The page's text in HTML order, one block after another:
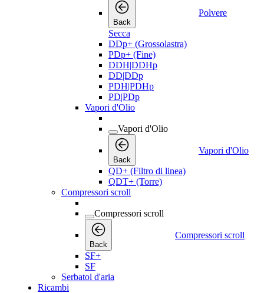
Back
Polvere
Secca
DDp+ (Grossolastra)
PDp+ (Fine)
DDH|DDHp
DD|DDp
PDH|PDHp
PD|PDp
Vapori d'Olio
Vapori d'Olio
Back
Vapori d'Olio
QD+ (Filtro di linea)
QDT+ (Torre)
Compressori scroll
Compressori scroll
Back
Compressori scroll
SF+
SF
Serbatoi d'aria
Ricambi